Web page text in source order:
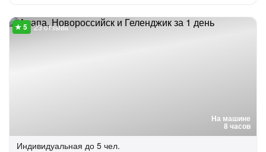
На машине
8 часов
23 отзыва
Индивидуальная до 5 чел.